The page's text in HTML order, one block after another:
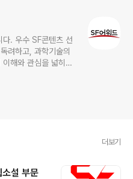
선
려하고, 과학기술의
해와 관심을 넓히기
더보기
소설 부문